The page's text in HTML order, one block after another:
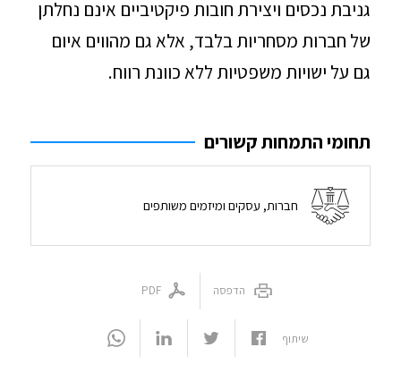
גניבת נכסים ויצירת חובות פיקטיביים אינם נחלתן
של חברות מסחריות בלבד, אלא גם מהווים איום
גם על ישויות משפטיות ללא כוונת רווח.
תחומי התמחות קשורים
חברות, עסקים ומיזמים משותפים
הדפסה PDF
שיתוף